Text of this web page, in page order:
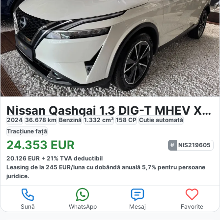
Nissan Qashqai 1.3 DIG-T MHEV Xtronic Tekna
2024 36.678 km Benzină 1.332 cm³ 158 CP Cutie automată
Tracțiune față
24.353 EUR
NIS219605
20.126 EUR + 21% TVA deductibil
Leasing de la 245 EUR/luna cu dobăndă anuală 5,7% pentru persoane
juridice.
Sună WhatsApp Mesaj Favorite